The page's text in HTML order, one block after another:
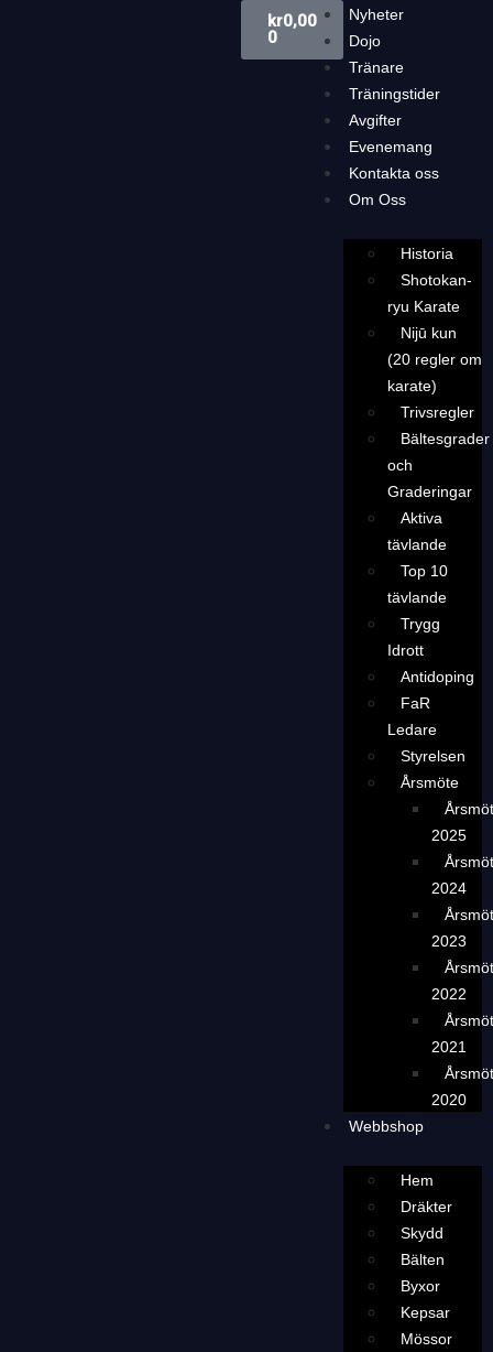
kr0,00
0
Nyheter
Dojo
Tränare
Träningstider
Avgifter
Evenemang
Kontakta oss
Om Oss
Historia
Shotokan-
ryu Karate
Nijū kun
(20 regler om
karate)
Trivsregler
Bältesgrader
och
Graderingar
Aktiva
tävlande
Top 10
tävlande
Trygg
Idrott
Antidoping
FaR
Ledare
Styrelsen
Årsmöte
2025
2024
2023
2022
2021
2020
Webbshop
Hem
Dräkter
Skydd
Bälten
Byxor
Kepsar
Mössor